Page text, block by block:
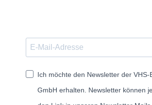
Ich möchte den Newsletter der VHS-
GmbH erhalten. Newsletter können